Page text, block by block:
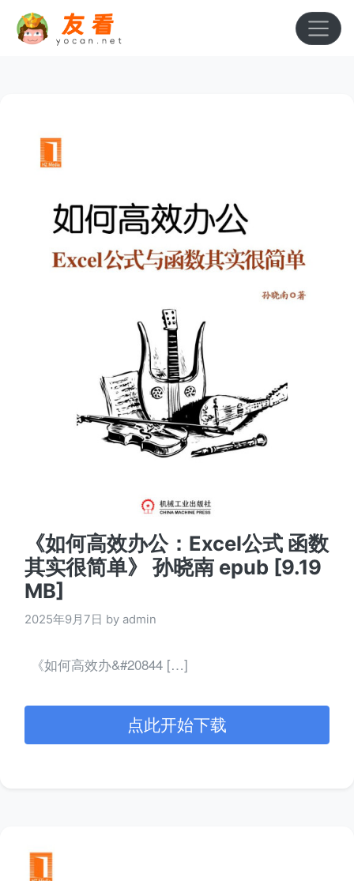
《如何高效办公：Excel公式 函数
其实很简单》 孙晓南 epub [9.19
MB]
2025年9月7日 by admin
《如何高效办&#20844 […]
点此开始下载